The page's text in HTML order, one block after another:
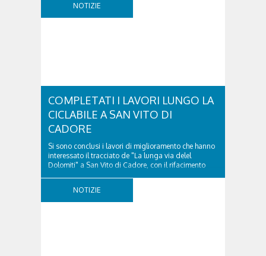
NOTIZIE
COMPLETATI I LAVORI LUNGO LA
CICLABILE A SAN VITO DI
CADORE
Si sono conclusi i lavori di miglioramento che hanno
interessato il tracciato de "La lunga via delel
Dolomiti" a San Vito di Cadore, con il rifacimento
appositi dissuasori in corrispondenza...
NOTIZIE